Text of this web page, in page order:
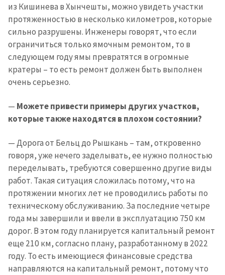
из Кишинева в Хынчешты, можно увидеть участки
протяженностью в несколько километров, которые
сильно разрушены. Инженеры говорят, что если
ограничиться только ямочным ремонтом, то в
следующем году ямы превратятся в огромные
кратеры – то есть ремонт должен быть выполнен
очень серьезно.
— Можете привести примеры других участков,
которые также находятся в плохом состоянии?
— Дорога от Бельц до Рышкань – там, откровенно
говоря, уже нечего заделывать, ее нужно полностью
переделывать, требуются совершенно другие виды
работ. Такая ситуация сложилась потому, что на
протяжении многих лет не проводились работы по
техническому обслуживанию. За последние четыре
года мы завершили и ввели в эксплуатацию 750 км
дорог. В этом году планируется капитальный ремонт
еще 210 км, согласно плану, разработанному в 2022
году. То есть имеющиеся финансовые средства
направляются на капитальный ремонт, потому что